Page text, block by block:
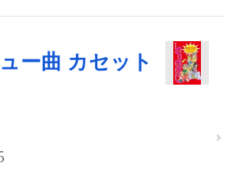
ー曲 カセット